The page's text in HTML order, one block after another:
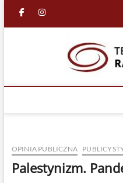
facebook
in
OPINIA PUBLICZNA
Palestynizm.